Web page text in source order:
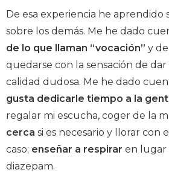
De esa experiencia he aprendido
sobre los demás. Me he dado
de lo que llaman “vocación” y
quedarse con la sensación de
calidad dudosa. Me he dado
gusta dedicarle tiempo a la
regalar mi escucha, coger de la
cerca si es necesario y llorar con
caso; enseñar a respirar en lugar
diazepam.